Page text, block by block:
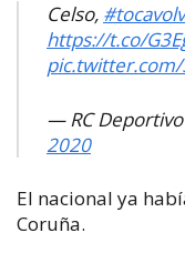
Celso,
https://t.co/
— RC
2020
El nacional ya
Coruña.